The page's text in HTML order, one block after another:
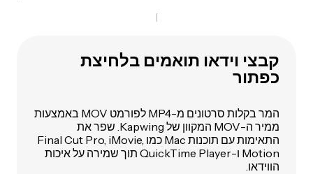
קבצי וידאו תואמים בלחיצת
כפתור
המר בקלות סרטונים מ-MP4 לפורמט MOV באמצעות
ממיר ה-MOV המקוון של Kapwing. שפר את
התאימות עם תוכנות Mac כמו Final Cut Pro, iMovie,
Motion ו-QuickTime Player תוך שמירה על איכות
הווידאו.